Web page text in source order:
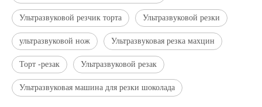
Ультразвуковой резчик торта Ультразвуковой резки
ультразвуковой нож Ультразвуковая резка махцин
Торт -резак Ультразвуковой резак
Ультразвуковая машина для резки шоколада